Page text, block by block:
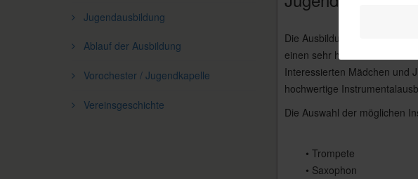
Jugendausbildung
Ablauf der Ausbildung
Vorochester / Jugendkapelle
Vereinsgeschichte
Die Ausbildung von
einen sehr hohen
Interessierten Mädchen und
hochwertige
Die Auswahl der möglichen
• Trompete
• Saxophon